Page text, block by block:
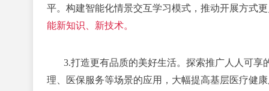
平。构建智能化情景交互学习模式，推动开展方式
能新知识、新技术。
3.打造更有品质的美好生活。 探索推广人人可享
理、医保服务等场景的应用，大幅提高基层医疗健